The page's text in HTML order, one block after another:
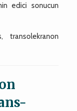
edici sonucun
transolekranon